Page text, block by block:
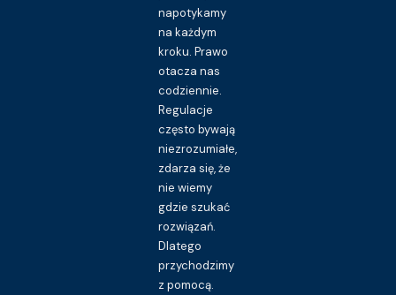
napotykamy
na każdym
kroku. Prawo
otacza nas
codziennie.
Regulacje
często bywają
niezrozumiałe,
zdarza się, że
nie wiemy
gdzie szukać
rozwiązań.
Dlatego
przychodzimy
z pomocą.